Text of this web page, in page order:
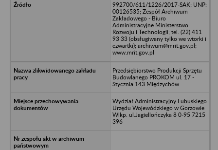
992700/611/1226/2017-SAK; UNP:
00126535; Zespół Archiwum
Zakładowego - Biuro
Administracyjne Ministerstwo
Rozwoju i Technologii; tel. (22) 411
93 33 (obsługiwany tylko we wtorki i
czwartki); archiwum@mrit.gov.pl;
www.mrit.gov.pl
Przedsiębiorstwo Produkcji Sprzętu
Budowlanego PROKOM ul. 17 -
Stycznia 143 Międzychów
Wydział Administracyjny Lubuskiego
Urzędu Wojewódzkiego w Gorzowie
Wlkp. ul.Jagiellończyka 8 0-95 7215
396